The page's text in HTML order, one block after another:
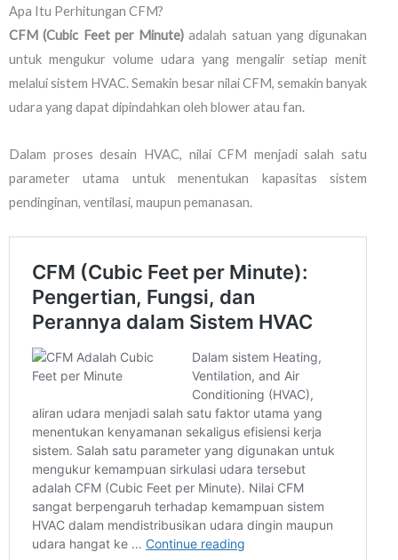
Apa Itu Perhitungan CFM?
CFM (Cubic Feet per Minute) adalah satuan yang digunakan
untuk mengukur volume udara yang mengalir setiap menit
melalui sistem HVAC. Semakin besar nilai CFM, semakin banyak
udara yang dapat dipindahkan oleh blower atau fan.
Dalam proses desain HVAC, nilai CFM menjadi salah satu
parameter utama untuk menentukan kapasitas sistem
pendinginan, ventilasi, maupun pemanasan.